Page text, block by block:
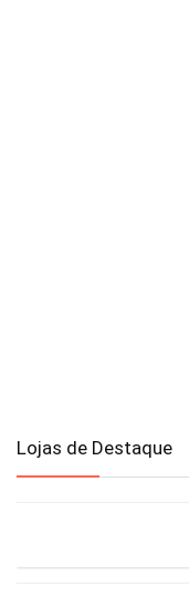
Lojas de Destaque